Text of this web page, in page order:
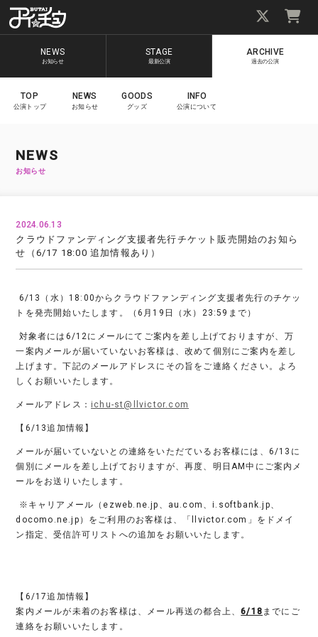
NEWS
お知らせ
STAGE
最新公演
ARCHIVE
過去の公演
TOP
公演トップ
NEWS
お知らせ
GOODS
グッズ
INFO
公演について
NEWS
お知らせ
2024.06.13
クラウドファンディング支援者先行チケット販売開始のお知ら
せ（6/17 18:00 追加情報あり）
6/13（水）18:00からクラウドファンディング支援者先行のチケッ
トを発売開始いたします。（6月19日（水）23:59まで）
対象者には6/12にメールにてご案内を差し上げておりますが、万
一案内メールが届いていないお客様は、改めて個別にご案内を差し
上げます。下記のメールアドレスにその旨をご連絡ください。 よろ
しくお願いいたします。
メールアドレス： ichu-st@llvictor.com
【6/13追加情報】
メールが届いていないとの連絡をいただているお客様には、6/13に
個別にメールを差し上げておりますが、再度、明日AM中にご案内メ
ールをお送りいたします。
※キャリアメール（ezweb.ne.jp、au.com、i.softbank.jp、
docomo.ne.jp）をご利用のお客様は、「llvictor.com」をドメイ
ン指定、受信許可リストへの追加をお願いいたします。
【6/17追加情報】
案内メールが未着のお客様は、メール再送の都合上、6/18 までにご
連絡をお願いいたします。